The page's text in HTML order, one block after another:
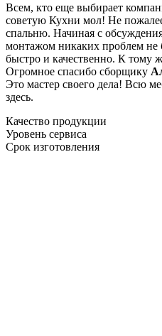
Всем, кто еще выбирает
советую Кухни мол! Не
спальню. Начиная с обсуждения
монтажом никаких проблем не
быстро и качественно. К тому
Огромное спасибо сборщику
Это мастер своего дела! Всю
здесь.
Качество продукции
Уровень сервиса
Срок изготовления